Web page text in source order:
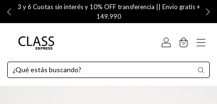
3 y 6 Cuotas sin interés y 10% OFF transferencia || Envío gratis +
149.990
0